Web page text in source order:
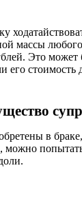
массы
Это может
его стоимость
в
можно